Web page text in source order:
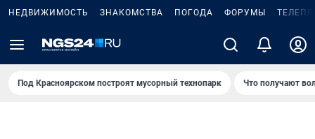
НЕДВИЖИМОСТЬ ЗНАКОМСТВА ПОГОДА ФОРУМЫ
Под Крaсноярском построят мусорный технопарк Что получают